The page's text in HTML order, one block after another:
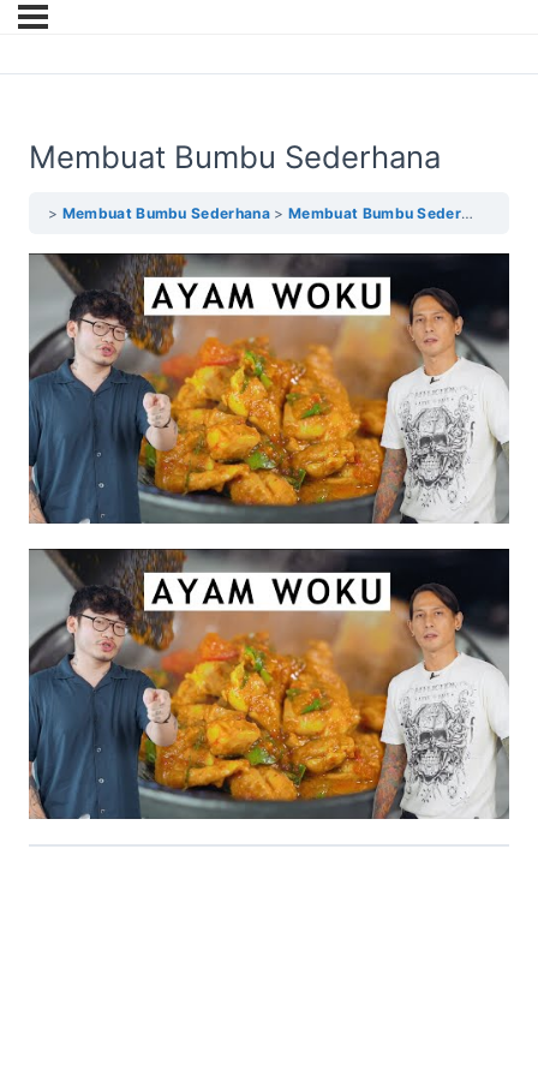
Membuat Bumbu Sederhana
Membuat Bumbu Sederhana Membuat Bumbu Sederhana